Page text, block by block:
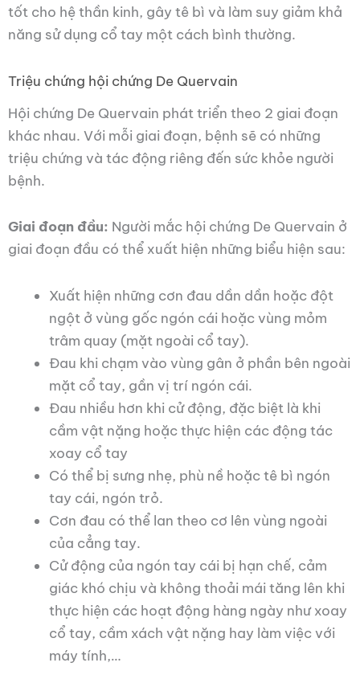
tốt cho hệ thần kinh, gây tê bì và làm suy giảm khả
năng sử dụng cổ tay một cách bình thường.
Triệu chứng hội chứng De Quervain
Hội chứng De Quervain phát triển theo 2 giai đoạn
khác nhau. Với mỗi giai đoạn, bệnh sẽ có những
triệu chứng và tác động riêng đến sức khỏe người
bệnh.
Giai đoạn đầu: Người mắc hội chứng De Quervain ở
giai đoạn đầu có thể xuất hiện những biểu hiện sau:
Xuất hiện những cơn đau dần dần hoặc đột
ngột ở vùng gốc ngón cái hoặc vùng mỏm
trâm quay (mặt ngoài cổ tay).
Đau khi chạm vào vùng gân ở phần bên ngoài
mặt cổ tay, gần vị trí ngón cái.
Đau nhiều hơn khi cử động, đặc biệt là khi
cầm vật nặng hoặc thực hiện các động tác
xoay cổ tay
Có thể bị sưng nhẹ, phù nề hoặc tê bì ngón
tay cái, ngón trỏ.
Cơn đau có thể lan theo cơ lên vùng ngoài
của cẳng tay.
Cử động của ngón tay cái bị hạn chế, cảm
giác khó chịu và không thoải mái tăng lên khi
thực hiện các hoạt động hàng ngày như xoay
cổ tay, cầm xách vật nặng hay làm việc với
máy tính,…